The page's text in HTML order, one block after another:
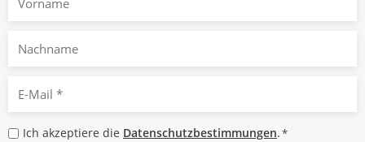
Nachname
Mail
*
Datenschutzbestimmungen
Ich akzeptiere die Datenschutzbestimmungen.*